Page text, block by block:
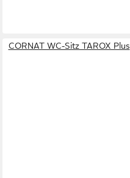
CORNAT WC-Sitz TAROX Plus